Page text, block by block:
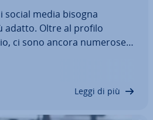
social media bisogna
adatto. Oltre al profilo
ci sono ancora numerose
che pro­muo­vo­no la co­mu­ni­
Leggi di più